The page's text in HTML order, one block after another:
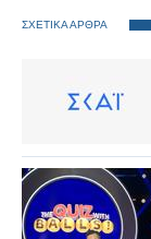
ΣΧΕΤΙΚΑ ΑΡΘΡΑ